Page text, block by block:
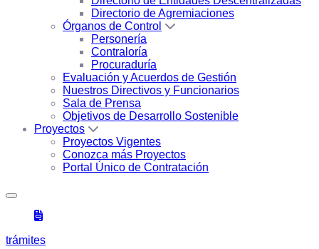
Directorio de Agremiaciones
Órganos de Control
Personería
Contraloría
Procuraduría
Evaluación y Acuerdos de Gestión
Nuestros Directivos y Funcionarios
Sala de Prensa
Objetivos de Desarrollo Sostenible
Proyectos
Proyectos Vigentes
Conozca más Proyectos
Portal Único de Contratación
trámites